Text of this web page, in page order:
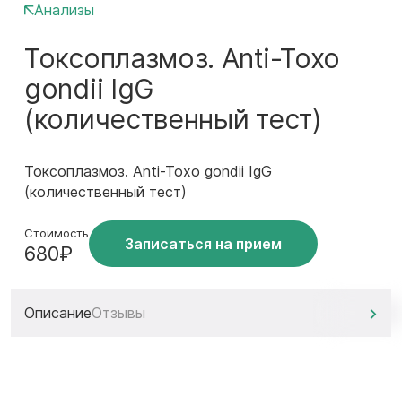
Анализы
Токсоплазмоз. Anti-Toxo
gondii IgG
(количественный тест)
Токсоплазмоз. Anti-Toxo gondii IgG
(количественный тест)
Стоимость
680₽ Записаться на прием
ОписаниеОтзывы